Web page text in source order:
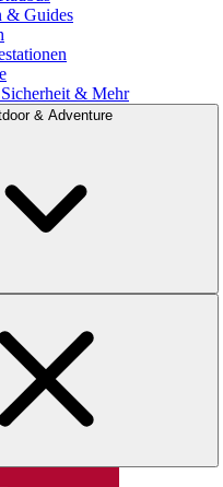
& Guides
& Mehr
& Adventure